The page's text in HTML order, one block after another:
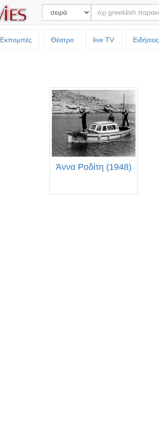
Εκπομπές Θέατρο live TV Ειδήσεις
Άννα Ροδίτη (1948)